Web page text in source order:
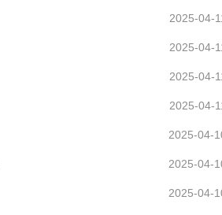
2025-04-
2025-04-
2025-04-
2025-04-
2025-04-
2025-04-
2025-04-